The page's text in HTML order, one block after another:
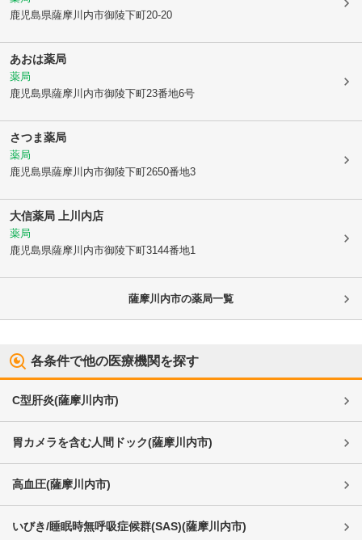
鹿児島県薩摩川内市御陵下町20-20
あおは薬局
薬局
鹿児島県薩摩川内市御陵下町23番地6号
さつま薬局
薬局
鹿児島県薩摩川内市御陵下町2650番地3
大信薬局 上川内店
薬局
鹿児島県薩摩川内市御陵下町3144番地1
薩摩川内市の薬局一覧
各条件で他の医療機関を探す
C型肝炎(薩摩川内市)
胃カメラを含む人間ドック(薩摩川内市)
高血圧(薩摩川内市)
いびき/睡眠時無呼吸症候群(SAS)(薩摩川内市)